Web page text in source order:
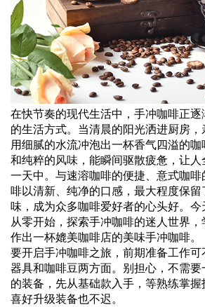
在快节奏的现代生活中，手冲咖啡正
的生活方式。当清晨的阳光洒进厨房，
用细腻的水流冲泡出一杯香气四溢的
和纯粹的风味 ，能瞬间驱散疲惫，让
一天中。与速溶咖啡的便捷、意式咖
啡以清新、纯净的口感，最大程度保
味，成为众多咖啡爱好者的心头好。今
从零开始，探索手冲咖啡的迷人世界
作出一杯媲美咖啡店的美味手冲咖啡。
要开启手冲咖啡之旅，前期准备工作
器具和咖啡豆两方面。别担心，不需
的装备，先从基础款入手，等熟练掌
喜好升级装备也不迟。